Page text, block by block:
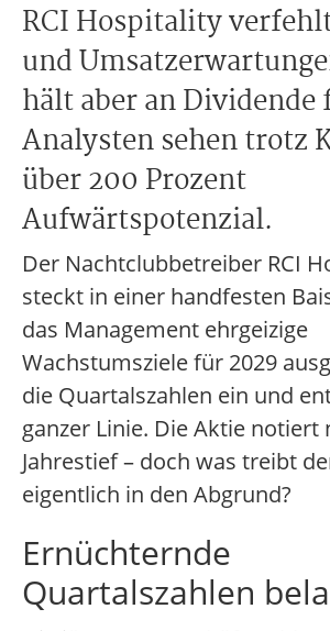
RCI Hospitality
und
hält aber an Dividende
Analysten sehen trotz
über 200 Prozent
Aufwärtspotenzial.
Der Nachtclubbetreiber RCI
steckt in einer handfesten
das Management ehrgeizige
Wachstumsziele für 2029
die Quartalszahlen ein und
ganzer Linie. Die Aktie notiert
Jahrestief – doch was treibt
eigentlich in den Abgrund?
Ernüchternde
Quartalszahlen